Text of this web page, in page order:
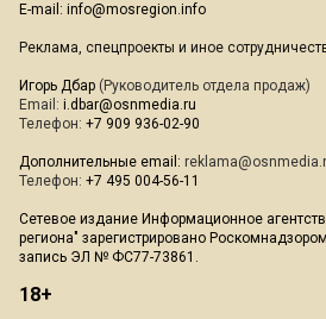
E-mail: info@mosregion.info
Реклама, спецпроекты и иное
Игорь Дбар (Руководитель отдела продаж)
Email: i.dbar@osnmedia.ru
Телефон: +7 909 936-02-90
Дополнительные email:
Телефон: +7 495 004-56-11
Сетевое издание Информационное
региона" зарегистрировано
запись ЭЛ № ФС77-73861.
18+